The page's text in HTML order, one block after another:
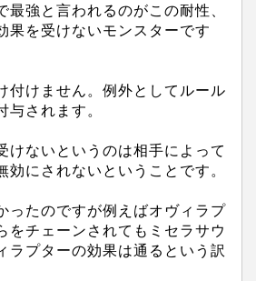
最強と言われるのがこの耐性、
果を受けないモンスターです
付けません。例外としてルール
されます。
けないというのは相手によって
効にされないということです。
ったのですが例えばオヴィラプ
をチェーンされてもミセラサウ
ラプターの効果は通るという訳